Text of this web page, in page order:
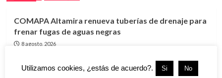
COMAPA Altamira renueva tuberías de drenaje para
frenar fugas de aguas negras
8 agosto, 2026
Reconocen por quinto año consecutivo a Rossy
Utilizamos cookies, ¿estás de acuerdo?. Si No